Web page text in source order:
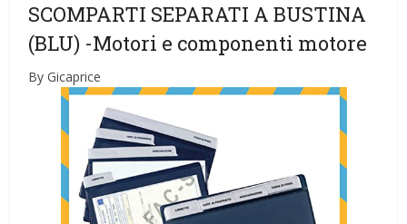
SCOMPARTI SEPARATI A BUSTINA
(BLU) -Motori e componenti motore
By Gicaprice